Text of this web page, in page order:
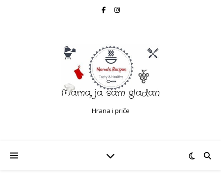
Hrana i priče